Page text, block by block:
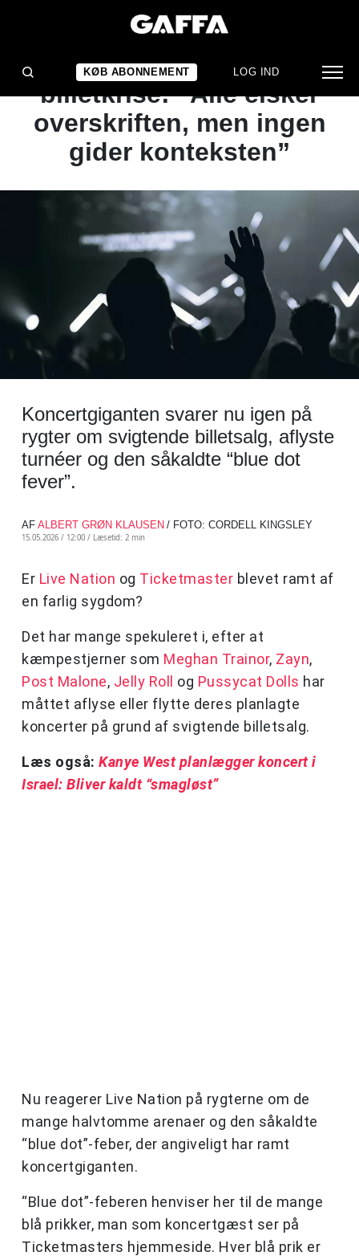
KØB ABONNEMENT LOG IND
NYHED
Live Nation-chef afviser
billetkrise: “Alle elsker
overskriften, men ingen
gider konteksten”
Koncertgiganten svarer nu igen på
rygter om svigtende billetsalg, aflyste
turnéer og den såkaldte “blue dot
fever”.
AF ALBERT GRØN KLAUSEN / FOTO: CORDELL KINGSLEY
15.05.2026 / 12:00 / Læsetid: 2 min
Er Live Nation og Ticketmaster blevet ramt af
en farlig sygdom?
Det har mange spekuleret i, efter at
kæmpestjerner som Meghan Trainor, Zayn,
Post Malone, Jelly Roll og Pussycat Dolls har
måttet aflyse eller flytte deres planlagte
koncerter på grund af svigtende billetsalg.
Læs også: Kanye West planlægger koncert i
Israel: Bliver kaldt “smagløst”
Nu reagerer Live Nation på rygterne om de
mange halvtomme arenaer og den såkaldte
“blue dot”-feber, der angiveligt har ramt
koncertgiganten.
“Blue dot”-feberen henviser her til de mange
blå prikker, man som koncertgæst ser på
Ticketmasters hjemmeside. Hver blå prik er